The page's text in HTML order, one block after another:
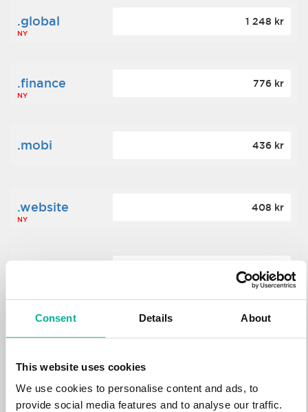
Consent Details About
This website uses cookies
We use cookies to personalise content and ads, to
provide social media features and to analyse our traffic.
.global
NY
1 248 kr
.finance
NY
776 kr
.mobi 436 kr
.website
NY
408 kr
472 kr
.tech
NY
700 kr